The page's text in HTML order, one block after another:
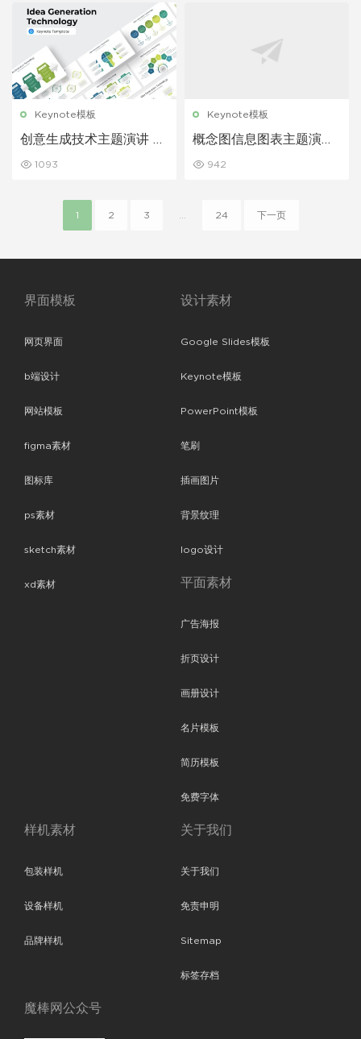
Keynote模板
创意生成技术主题演讲 K
1093
Keynote模板
概念图信息图表主题演讲
942
1 2 3 24 下一页
界面模板
网页界面
b端设计
网站模板
figma素材
图标库
ps素材
sketch素材
xd素材
设计素材
Google Slides模板
Keynote模板
PowerPoint模板
笔刷
插画图片
背景纹理
logo设计
平面素材
广告海报
折页设计
画册设计
名片模板
简历模板
免费字体
样机素材
包装样机
设备样机
品牌样机
关于我们
关于我们
免责申明
Sitemap
标签存档
魔棒网公众号